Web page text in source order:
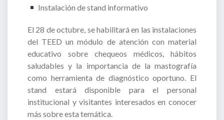
Instalación de stand informativo
El 28 de octubre, se habilitará en las instalaciones
del TEED un módulo de atención con material
educativo sobre chequeos médicos, hábitos
saludables y la importancia de la mastografía
como herramienta de diagnóstico oportuno. El
stand estará disponible para el personal
institucional y visitantes interesados en conocer
más sobre esta temática.